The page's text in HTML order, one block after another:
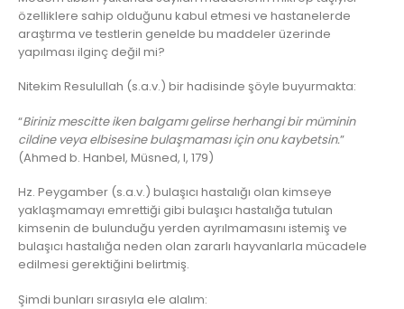
özelliklere sahip olduğunu kabul etmesi ve hastanelerde
araştırma ve testlerin genelde bu maddeler üzerinde
yapılması ilginç değil mi?
Nitekim Resulullah (s.a.v.) bir hadisinde şöyle buyurmakta:
“Biriniz mescitte iken balgamı gelirse herhangi bir müminin
cildine veya elbisesine bulaşmaması için onu kaybetsin.”
(Ahmed b. Hanbel, Müsned, I, 179)
Hz. Peygamber (s.a.v.) bulaşıcı hastalığı olan kimseye
yaklaşmamayı emrettiği gibi bulaşıcı hastalığa tutulan
kimsenin de bulunduğu yerden ayrılmamasını istemiş ve
bulaşıcı hastalığa neden olan zararlı hayvanlarla mücadele
edilmesi gerektiğini belirtmiş.
Şimdi bunları sırasıyla ele alalım: